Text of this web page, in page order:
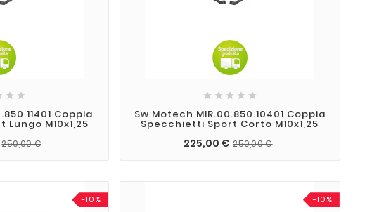
 
Coppia
M10x1,25
250,00 €
    
Sw Motech MIR.00.850.10401 Coppia
Specchietti Sport Corto M10x1,25
225,00 € 250,00 €
-10% -10%